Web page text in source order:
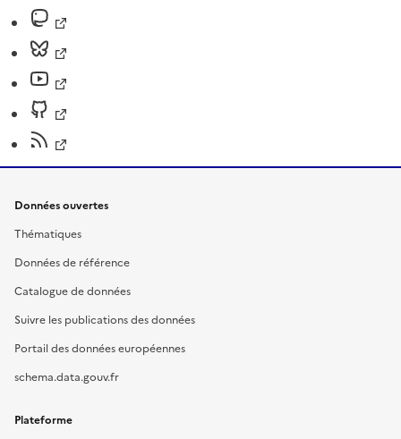
Données ouvertes
Thématiques
Données de référence
Catalogue de données
Suivre les publications des données
Portail des données européennes
schema.data.gouv.fr
Plateforme